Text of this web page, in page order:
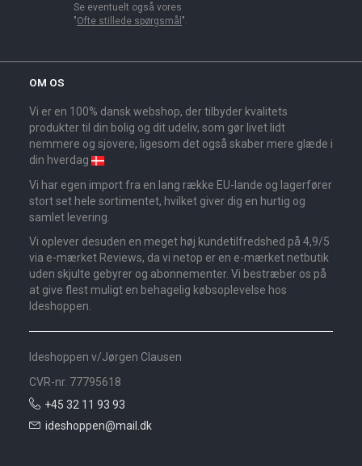
Se eventuelt også vores
"Ofte stillede spørgsmål ".
OM OS
Vi er en 100% dansk webshop, der tilbyder kvalitets
produkter til din bolig og dit udeliv, som gør livet lidt
nemmere og sjovere, ligesom det også skaber mere glæde i
din hverdag
Vi har egen import fra en lang række EU-lande og lagerfører
stort set hele sortimentet, hvilket giver dig en hurtig og
samlet levering.
Vi oplever desuden en meget høj kundetilfredshed på 4,9/5
via e-mærket Reviews, da vi netop er en e-mærket netbutik
uden skjulte gebyrer og abonnementer. Vi bestræber os på
at give flest muligt en behagelig købsoplevelse hos
Ideshoppen.
Ideshoppen v/Jørgen Clausen
CVR-nr. 77795618
+45 32 11 93 93
ideshoppen@mail.dk